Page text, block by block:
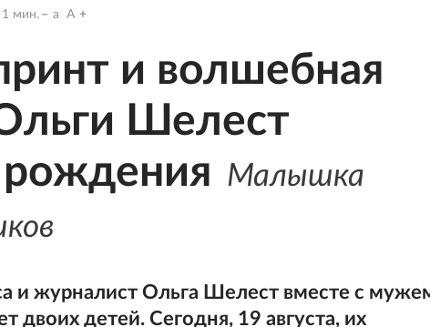
1 мин. a A
и волшебная
Шелест
рождения Малышка
и журналист Ольга Шелест вместе с
детей. Сегодня, 19 августа, их